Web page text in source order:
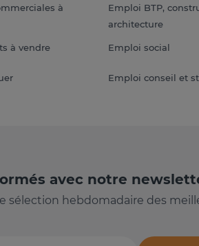
à
à vendre
Emploi BTP,
architecture
Emploi social
Emploi conseil et
avec notre
sélection hebdomadaire des